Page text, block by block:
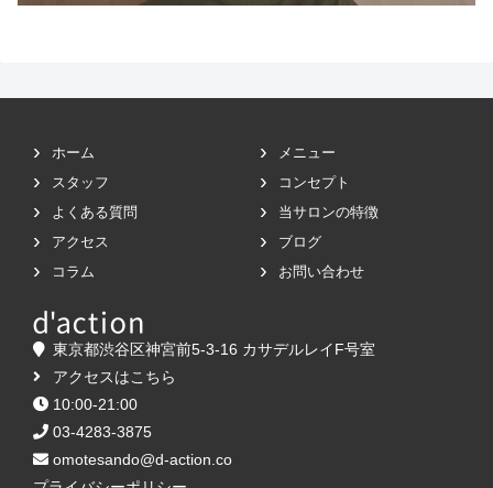
ホーム
メニュー
スタッフ
コンセプト
よくある質問
当サロンの特徴
アクセス
ブログ
コラム
お問い合わせ
東京都渋谷区神宮前5-3-16 カサデルレイF号室
アクセスはこちら
10:00-21:00
03-4283-3875
omotesando@d-action.co